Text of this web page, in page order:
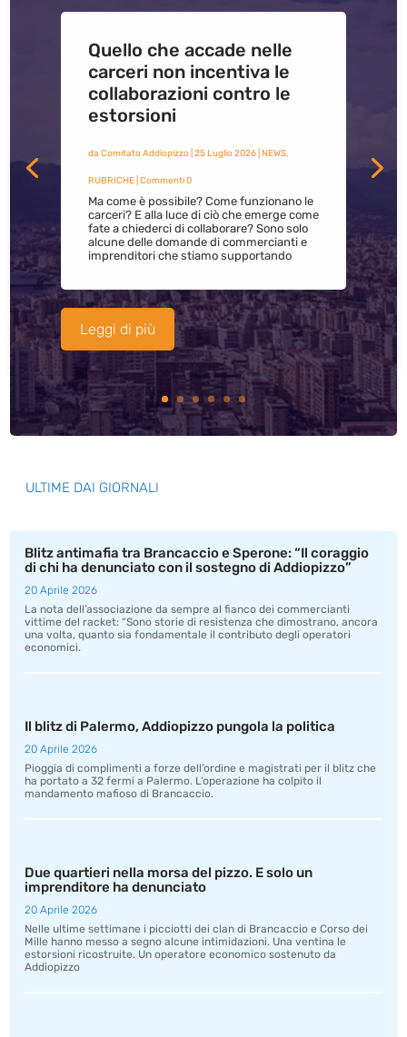
Quello che accade nelle
carceri non incentiva le
collaborazioni contro le
estorsioni
da Comitato Addiopizzo| 25 Luglio 2026| NEWS,
RUBRICHE| Commenti 0
Ma come è possibile? Come funzionano le
carceri? E alla luce di ciò che emerge come
fate a chiederci di collaborare? Sono solo
alcune delle domande di commercianti e
imprenditori che stiamo supportando
Leggi di più
ULTIME DAI GIORNALI
Blitz antimafia tra Brancaccio e Sperone: “Il coraggio
di chi ha denunciato con il sostegno di Addiopizzo”
20 Aprile 2026
La nota dell’associazione da sempre al fianco dei commercianti
vittime del racket: “Sono storie di resistenza che dimostrano, ancora
una volta, quanto sia fondamentale il contributo degli operatori
economici.
Il blitz di Palermo, Addiopizzo pungola la politica
20 Aprile 2026
Pioggia di complimenti a forze dell’ordine e magistrati per il blitz che
ha portato a 32 fermi a Palermo. L’operazione ha colpito il
mandamento mafioso di Brancaccio.
Due quartieri nella morsa del pizzo. E solo un
imprenditore ha denunciato
20 Aprile 2026
Nelle ultime settimane i picciotti dei clan di Brancaccio e Corso dei
Mille hanno messo a segno alcune intimidazioni. Una ventina le
estorsioni ricostruite. Un operatore economico sostenuto da
Addiopizzo